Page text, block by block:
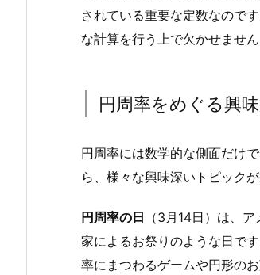
されている重要な定数なので
な計算を行う上で欠かせません
円周率をめぐる興
円周率には数学的な側面だけ
ら、様々な興味深いトピックが
円周率の日 （3月14日）は、
家によるお祭りのような日で
率にまつわるゲームや円形の